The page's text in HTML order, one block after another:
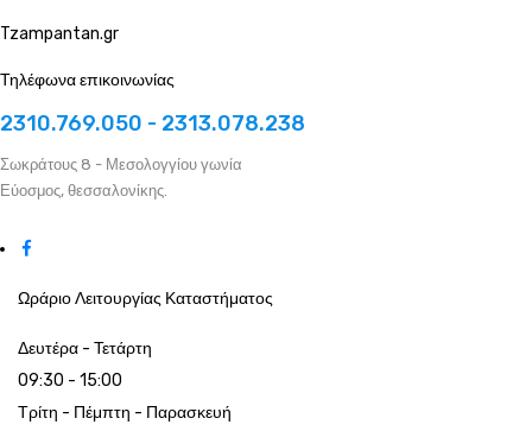
Tzampantan.gr
Τηλέφωνα επικοινωνίας
2310.769.050 - 2313.078.238
Σωκράτους 8 - Μεσολογγίου γωνία
Εύοσμος, θεσσαλονίκης.
Ωράριο Λειτουργίας Καταστήματος
Δευτέρα - Τετάρτη
09:30 - 15:00
Τρίτη - Πέμπτη - Παρασκευή